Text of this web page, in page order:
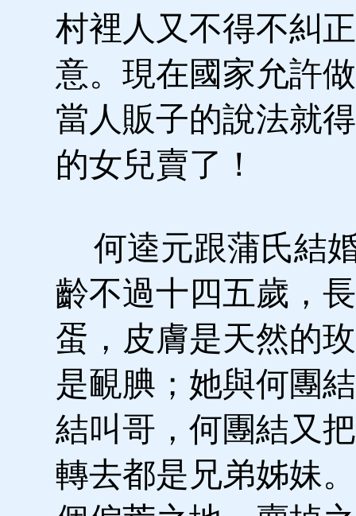
村裡人又不得不糾
意。現在國家允許
當人販子的說法就
的女兒賣了！
何逵元跟蒲氏結
齡不過十四五歲，
蛋，皮膚是天然的
是靦腆；她與何團
結叫哥，何團結又
轉去都是兄弟姊妹